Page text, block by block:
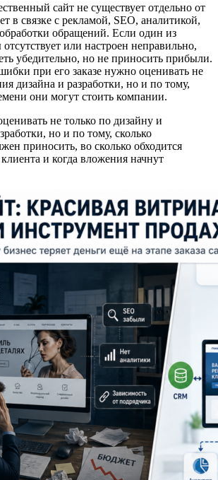
сайт не существует отдельно от
в связке с рекламой, SEO, аналитикой,
обращений. Если один из
или настроен неправильно,
убедительно, но не приносить прибыли.
при его заказе нужно оценивать не
дизайна и разработки, но и по тому,
они могут стоить компании.
не только по дизайну и
но и по тому, сколько
приносить, во сколько обходится
и когда вложения начнут